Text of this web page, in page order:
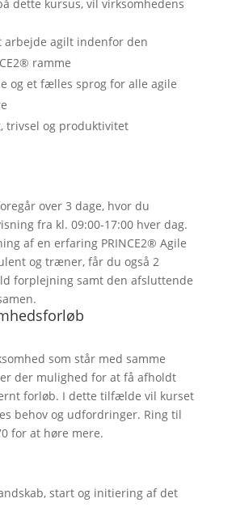
dette kursus, vil virksomhedens
arbejde agilt indenfor den
ramme
og et fælles sprog for alle agile
trivsel og produktivitet
over 3 dage, hvor du
fra kl. 09:00-17:00 hver dag.
af en erfaring PRINCE2® Agile
og træner, får du også 2
forplejning samt den afsluttende
som står med samme
der mulighed for at få afholdt
forløb. I dette tilfælde vil kurset
behov og udfordringer. Ring til
for at høre mere.
start og initiering af det